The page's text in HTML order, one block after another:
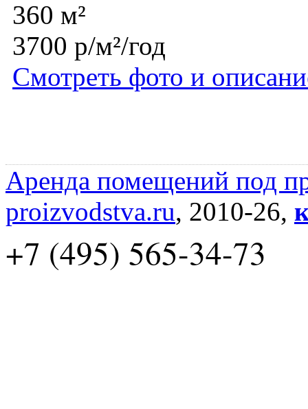
360 м²
3700 р/м²/год
Смотреть фото и
Аренда помещений под
proizvodstva.ru, 2010-26,
+7 (495) 565-34-73